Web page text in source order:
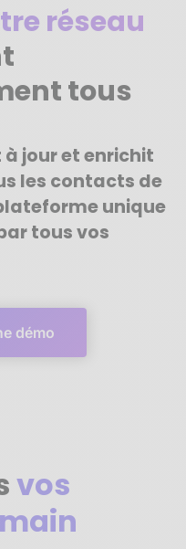
réseau
tous
jour et enrichit
les contacts de
unique
tous vos
démo
vos